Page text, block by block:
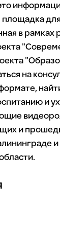
площадка
в рамках
на
и
и
и